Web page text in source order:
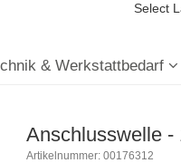
Select
& Werkstattbedarf
Anschlusswelle -
Artikelnummer: 00176312